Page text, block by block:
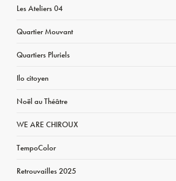
Les Ateliers 04
Quartier Mouvant
Quartiers Pluriels
Ilo citoyen
Noël au Théâtre
WE ARE CHIROUX
TempoColor
Retrouvailles 2025